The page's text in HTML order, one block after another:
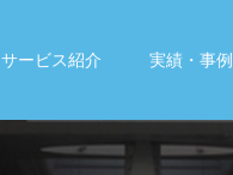
サービス紹介 実績・事例